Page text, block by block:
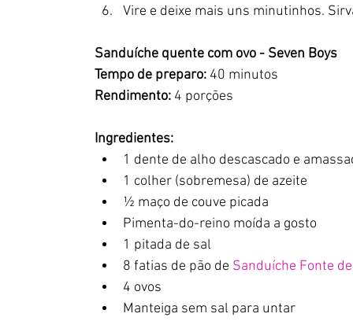
Vire e deixe mais uns minutinhos.
Sanduíche quente com ovo - Seven Boys
Tempo de preparo: 40 minutos
Rendimento: 4 porções
Ingredientes:
1 dente de alho descascado e
1 colher (sobremesa) de azeite
½ maço de couve picada
Pimenta-do-reino moída a gosto
1 pitada de sal
8 fatias de pão de Sanduíche Fonte
4 ovos
Manteiga sem sal para untar